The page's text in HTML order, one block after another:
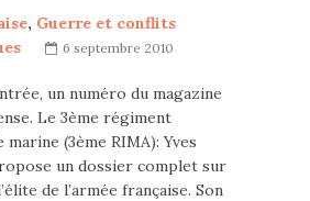
, Guerre et conflits
6 septembre 2010
un numéro du magazine
Le 3ème régiment
marine (3ème RIMA): Yves
un dossier complet sur
de l’armée française. Son